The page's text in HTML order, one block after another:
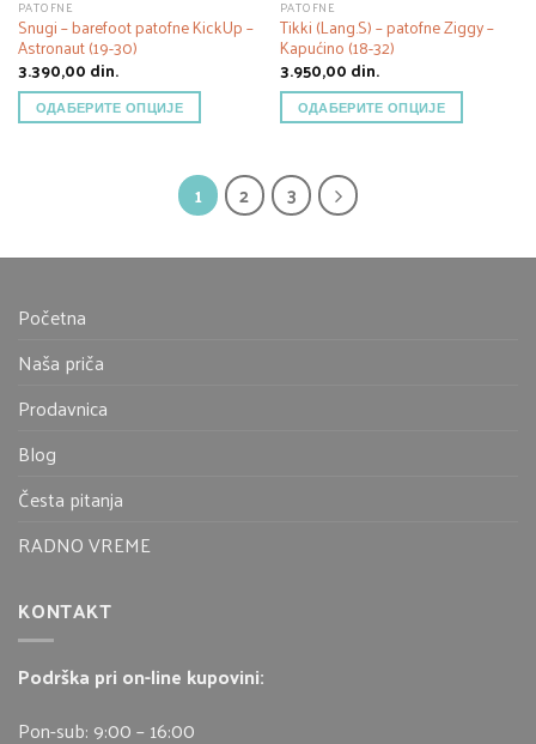
PATOFNE
Snugi – barefoot patofne KickUp –
Astronaut (19-30)
3.390,00 din.
ОДАБЕРИТЕ ОПЦИЈЕ
PATOFNE
Tikki (Lang.S) – patofne Ziggy –
Kapućino (18-32)
3.950,00 din.
ОДАБЕРИТЕ ОПЦИЈЕ
1 2 3
Početna
Naša priča
Prodavnica
Blog
Česta pitanja
RADNO VREME
KONTAKT
Podrška pri on-line kupovini:
Pon-sub: 9:00 – 16:00